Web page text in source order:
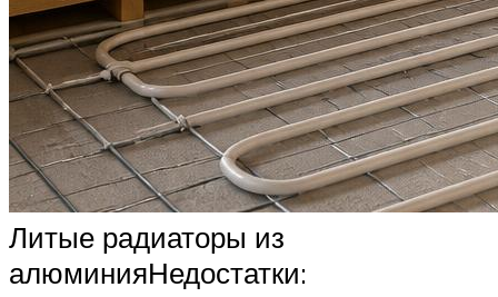
Литые радиаторы из
алюминияНедостатки: